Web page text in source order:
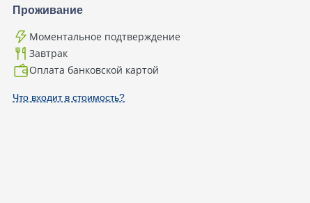
Проживание
Моментальное подтверждение
Завтрак
Оплата банковской картой
Что входит в стоимость?